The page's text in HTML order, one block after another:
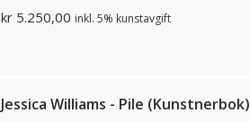
kr5.250,00 inkl. 5% kunstavgift
Jessica Williams - Pile (Kunstnerbok)